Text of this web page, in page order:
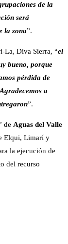
de la
será
la zona”.
La, Diva Sierra, “el
bueno, porque
pérdida de
a
”.
de Aguas del Valle
Elqui, Limarí y
la ejecución de
del recurso